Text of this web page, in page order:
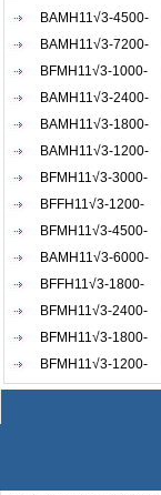
1×3W BAMH11√3-4500-
1×3W BAMH11√3-7200-
1×3W BFMH11√3-1000-
1×3W BAMH11√3-2400-
1×3W BAMH11√3-1800-
1×3W BAMH11√3-1200-
1×3W BFMH11√3-3000-
1×3W BFFH11√3-1200-
1×3W BFMH11√3-4500-
1×3W BAMH11√3-6000-
1×3W BFFH11√3-1800-
1×3W BFMH11√3-2400-
1×3W BFMH11√3-1800-
1×3W BFMH11√3-1200-
1×3W